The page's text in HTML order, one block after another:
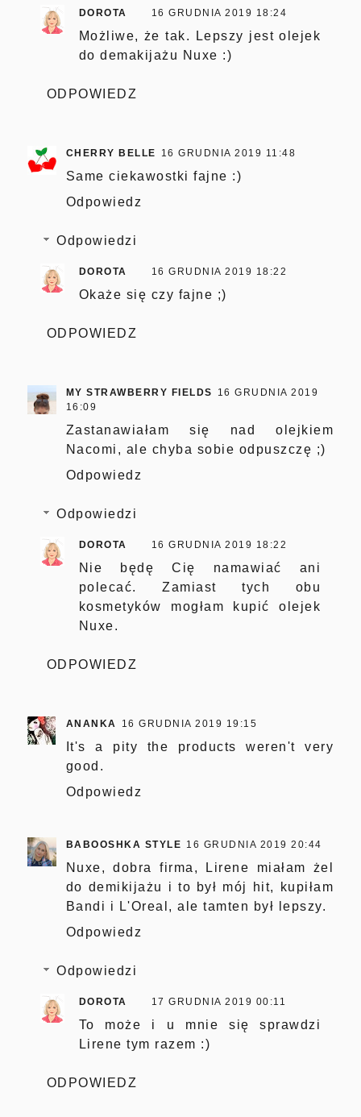
DOROTA 16 GRUDNIA 2019 18:24
Możliwe, że tak. Lepszy jest olejek
do demakijażu Nuxe :)
ODPOWIEDZ
CHERRY BELLE 16 GRUDNIA 2019 11:48
Same ciekawostki fajne :)
Odpowiedz
Odpowiedzi
DOROTA 16 GRUDNIA 2019 18:22
Okaże się czy fajne ;)
ODPOWIEDZ
MY STRAWBERRY FIELDS
16 GRUDNIA 2019
16:09
Zastanawiałam się nad olejkiem
Nacomi, ale chyba sobie odpuszczę ;)
Odpowiedz
Odpowiedzi
DOROTA 16 GRUDNIA 2019 18:22
Nie będę Cię namawiać ani
polecać. Zamiast tych obu
kosmetyków mogłam kupić olejek
Nuxe.
ODPOWIEDZ
ANANKA 16 GRUDNIA 2019 19:15
It's a pity the products weren't very
good.
Odpowiedz
BABOOSHKA STYLE 16 GRUDNIA 2019 20:44
Nuxe, dobra firma, Lirene miałam żel
do demikijażu i to był mój hit, kupiłam
Bandi i L'Oreal, ale tamten był lepszy.
Odpowiedz
Odpowiedzi
DOROTA 17 GRUDNIA 2019 00:11
To może i u mnie się sprawdzi
Lirene tym razem :)
ODPOWIEDZ